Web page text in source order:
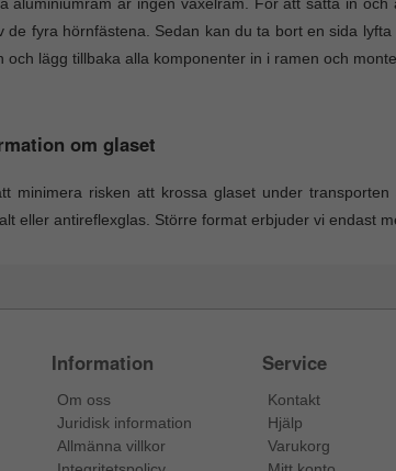
de fyra hörnfästena. Sedan kan du ta bort en sida
och lägg tillbaka alla komponenter in i ramen och
om glaset
minimera risken att krossa glaset under
eller antireflexglas. Större format erbjuder vi endast
Information
Om oss
Juridisk information
Allmänna villkor
Service
Kontakt
Hjälp
Varukorg